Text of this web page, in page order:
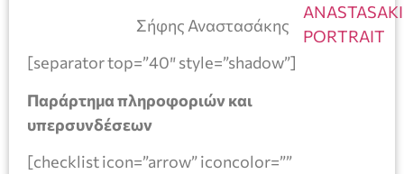
Σήφης Αναστασάκης
[separator top=”40″ style=”shadow”]
Παράρτημα πληροφοριών και
υπερσυνδέσεων
[checklist icon=”arrow” iconcolor=””